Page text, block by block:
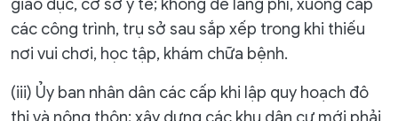
giáo dục, cơ sở y tế; không để lãng phí, xuống cấp
các công trình, trụ sở sau sắp xếp trong khi thiếu
nơi vui chơi, học tập, khám chữa bệnh.
(iii) Ủy ban nhân dân các cấp khi lập quy hoạch đô